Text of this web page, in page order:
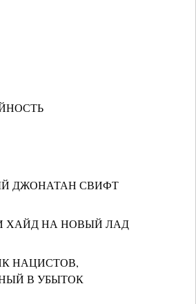
ДЖОНАТАН СВИФТ
ХАЙД НА НОВЫЙ ЛАД
НАЦИСТОВ,
В УБЫТОК